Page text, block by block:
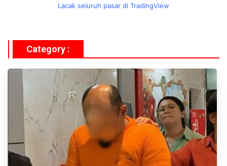
Lacak seluruh pasar di TradingView
Category :